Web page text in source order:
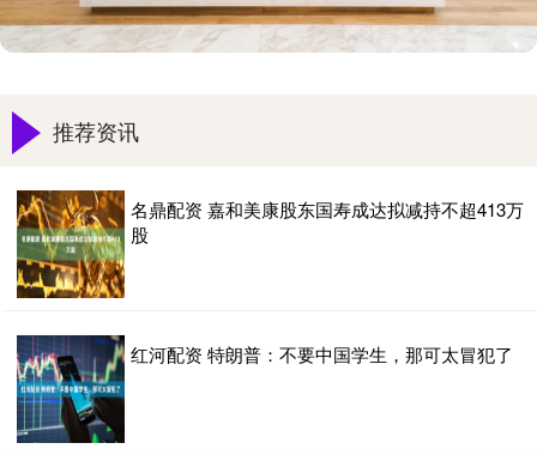
推荐资讯
名鼎配资 嘉和美康股东国寿成达拟减持不超413万
股
红河配资 特朗普：不要中国学生，那可太冒犯了